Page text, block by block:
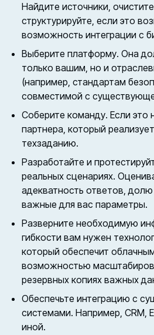
Найдите источники,
структурируйте, если это
возможность интеграции с
Выберите платформу. Она
только вашим, но и
(например, стандартам
совместимой с
Соберите команду. Если
партнера, который
техзаданию.
Разработайте и
реальных сценариях.
адекватность ответов,
важные для вас параметры.
Разверните необходимую
гибкости вам нужен
который обеспечит
возможностью
резервных копиях важных
Обеспечьте интеграцию с
системами. Например, CRM,
иной.